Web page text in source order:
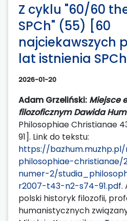
Z cyklu "60/60
SPCh" (55) [60
najciekawszych
lat istnienia
2026-01-20
Adam Grzeliński: Miejsce
filozoficznym Dawida
Philosophiae Christianae
91]. Link do tekstu:
https://
philosophiae-
numer-2/
r2007-t43-n2-s74-91.pdf.
polski historyk filozofii,
humanistycznych